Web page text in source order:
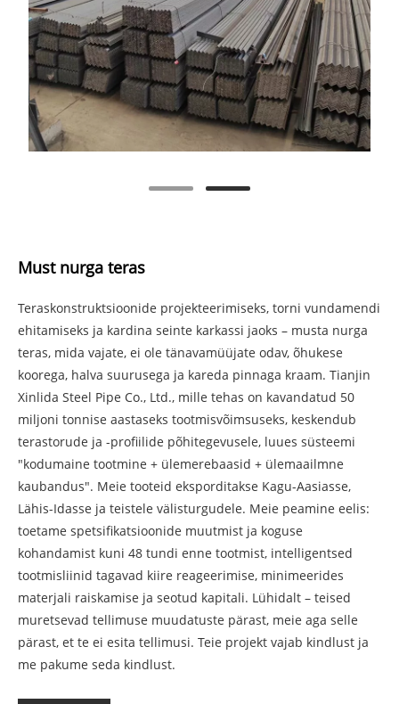
Must nurga teras
Teraskonstruktsioonide projekteerimiseks, torni vundamendi
ehitamiseks ja kardina seinte karkassi jaoks – musta nurga
teras, mida vajate, ei ole tänavamüüjate odav, õhukese
koorega, halva suurusega ja kareda pinnaga kraam. Tianjin
Xinlida Steel Pipe Co., Ltd., mille tehas on kavandatud 50
miljoni tonnise aastaseks tootmisvõimsuseks, keskendub
terastorude ja -profiilide põhitegevusele, luues süsteemi
"kodumaine tootmine + ülemerebaasid + ülemaailmne
kaubandus". Meie tooteid eksporditakse Kagu-Aasiasse,
Lähis-Idasse ja teistele välisturgudele. Meie peamine eelis:
toetame spetsifikatsioonide muutmist ja koguse
kohandamist kuni 48 tundi enne tootmist, intelligentsed
tootmisliinid tagavad kiire reageerimise, minimeerides
materjali raiskamise ja seotud kapitali. Lühidalt – teised
muretsevad tellimuse muudatuste pärast, meie aga selle
pärast, et te ei esita tellimusi. Teie projekt vajab kindlust ja
me pakume seda kindlust.